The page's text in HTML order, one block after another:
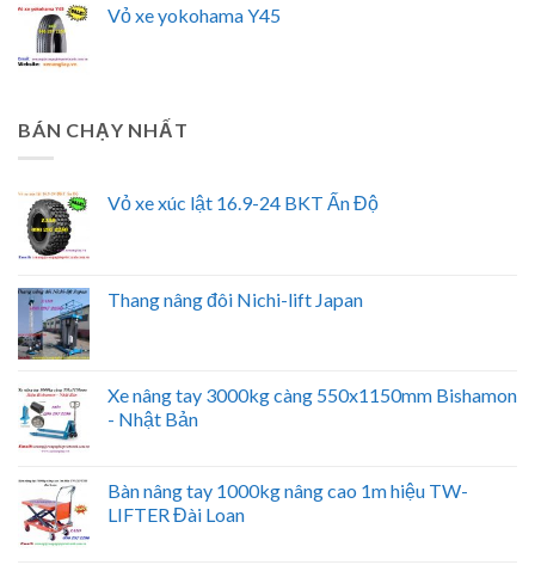
Vỏ xe yokohama Y45
BÁN CHẠY NHẤT
Vỏ xe xúc lật 16.9-24 BKT Ấn Độ
Thang nâng đôi Nichi-lift Japan
Xe nâng tay 3000kg càng 550x1150mm Bishamon
- Nhật Bản
Bàn nâng tay 1000kg nâng cao 1m hiệu TW-
LIFTER Đài Loan